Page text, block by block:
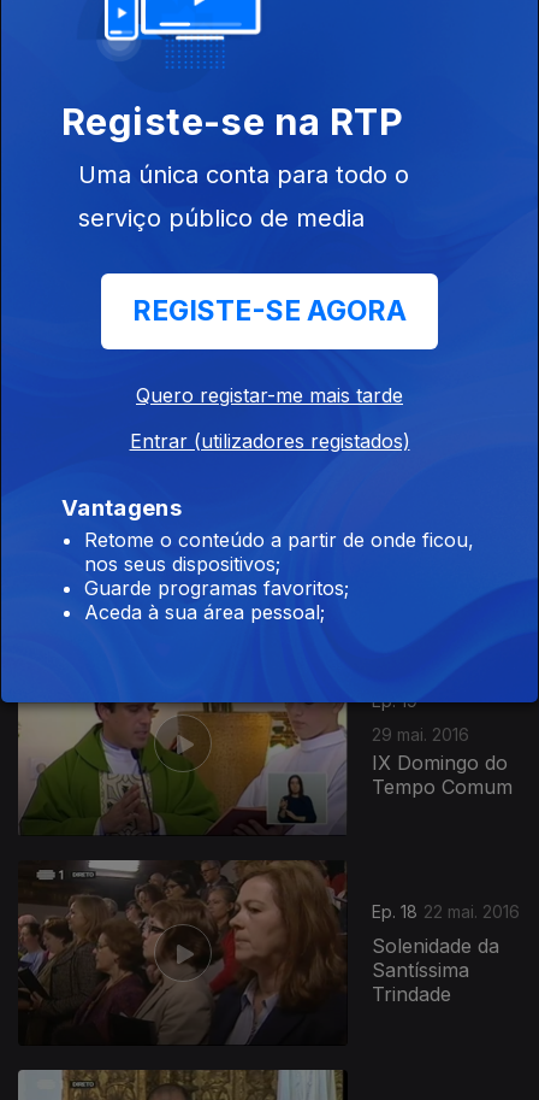
XIII Domingo
Tempo Comum
X Domingo do
Ep. 19
29 mai. 2016
IX Domingo do
Tempo Comum
Ep. 18 22 mai. 2016
Solenidade da
Santíssima
Trindade
Registe-se na RTP
Uma única conta para todo o
serviço público de media
REGISTE-SE AGORA
Quero registar-me mais tarde
Entrar (utilizadores registados)
Vantagens
Retome o conteúdo a partir de onde ficou,
nos seus dispositivos;
Guarde programas favoritos;
Aceda à sua área pessoal;